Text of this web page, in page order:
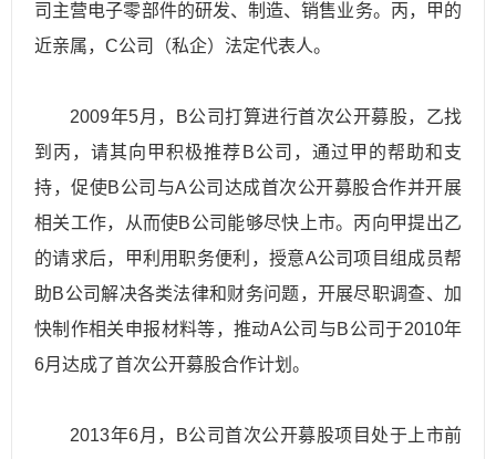
司主营电子零部件的研发、制造、销售业务。丙，甲的
近亲属，C公司（私企）法定代表人。
2009年5月，B公司打算进行首次公开募股，乙找
到丙，请其向甲积极推荐B公司，通过甲的帮助和支
持，促使B公司与A公司达成首次公开募股合作并开展
相关工作，从而使B公司能够尽快上市。丙向甲提出乙
的请求后，甲利用职务便利，授意A公司项目组成员帮
助B公司解决各类法律和财务问题，开展尽职调查、加
快制作相关申报材料等，推动A公司与B公司于2010年
6月达成了首次公开募股合作计划。
2013年6月，B公司首次公开募股项目处于上市前